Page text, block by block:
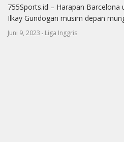
755Sports.id – Harapan
Ilkay Gundogan musim depan
Juni 9, 2023 - Liga Inggris